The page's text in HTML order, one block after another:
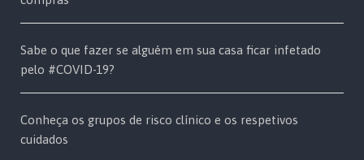
Sabe o que fazer se alguém em sua casa ficar infetado
pelo #COVID-19?
Conheça os grupos de risco clínico e os respetivos
cuidados